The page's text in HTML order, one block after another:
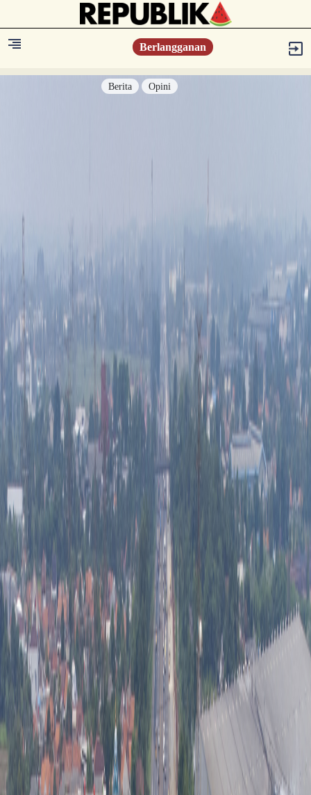
Berlangganan
Berita Opini
Konsultasi Syariah
Resonansi
Sejarah
Lensa
Iqtishodia
Sastra
Literasi Umat